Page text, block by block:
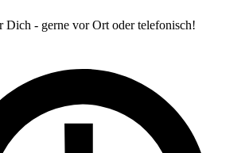
Dich - gerne vor Ort oder telefonisch!